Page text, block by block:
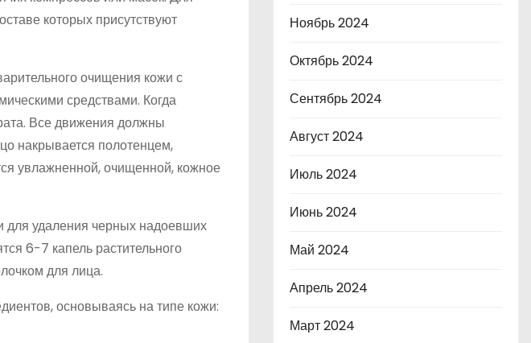
которых присутствуют
очищения кожи с
средствами. Когда
Все движения должны
накрывается полотенцем,
увлажненной, очищенной, кожное
удаления черных надоевших
6-7 капель растительного
для лица.
основываясь на типе кожи:
Ноябрь 2024
Октябрь 2024
Сентябрь 2024
Август 2024
Июль 2024
Июнь 2024
Май 2024
Апрель 2024
Март 2024